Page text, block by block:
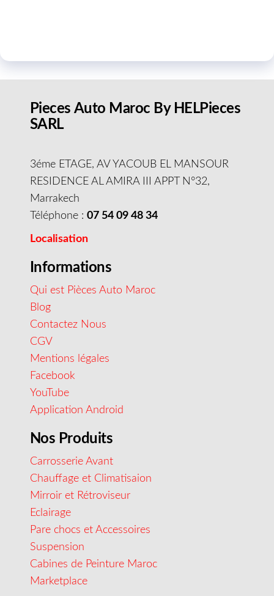
Pieces Auto Maroc By HELPieces
SARL
3éme ETAGE, AV YACOUB EL MANSOUR
RESIDENCE AL AMIRA III APPT N°32,
Marrakech
Téléphone : 07 54 09 48 34
Localisation
Informations
Qui est Pièces Auto Maroc
Blog
Contactez Nous
CGV
Mentions légales
Facebook
YouTube
Application Android
Nos Produits
Carrosserie Avant
Chauffage et Climatisaion
Mirroir et Rétroviseur
Eclairage
Pare chocs et Accessoires
Suspension
Cabines de Peinture Maroc
Marketplace